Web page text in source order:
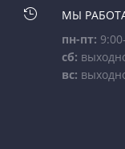

МЫ
пн-пт:
сб:
вс: